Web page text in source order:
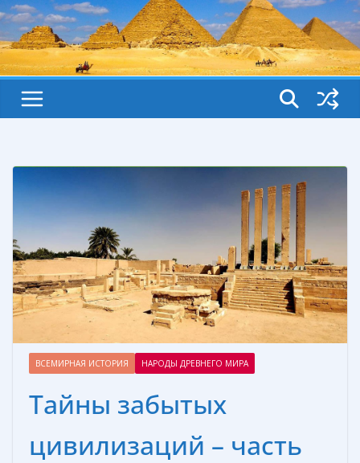
ВСЕМИРНАЯ ИСТОРИЯ НАРОДЫ ДРЕВНЕГО МИРА
Тайны забытых
цивилизаций – часть